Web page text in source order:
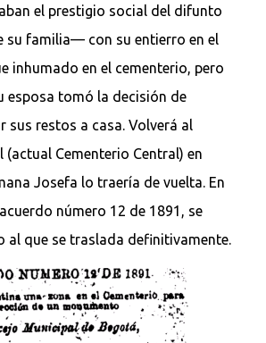
el prestigio social del difunto
su familia— con su entierro en el
inhumado en el cementerio, pero
esposa tomó la decisión de
sus restos a casa. Volverá al
(actual Cementerio Central) en
Josefa lo traería de vuelta. En
número 12 de 1891, se
al que se traslada definitivamente.